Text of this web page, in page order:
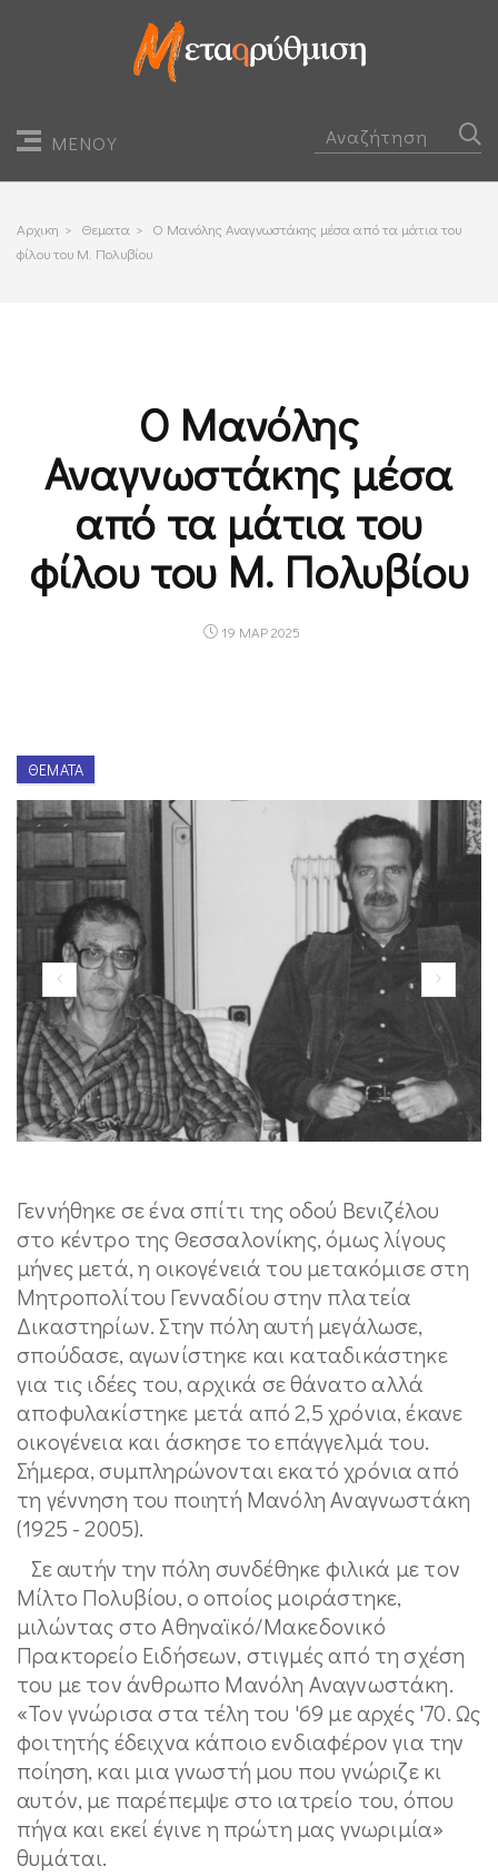
ΜΕΝΟΥ
Αρχικη > Θεματα > Ο Μανόλης Αναγνωστάκης μέσα από τα μάτια του
φίλου του Μ. Πολυβίου
Ο Μανόλης
Αναγνωστάκης μέσα
από τα μάτια του
φίλου του Μ. Πολυβίου
19 ΜΑΡ 2025
ΘΈΜΑΤΑ
Γεννήθηκε σε ένα σπίτι της οδού Βενιζέλου
στο κέντρο της Θεσσαλονίκης, όμως λίγους
μήνες μετά, η οικογένειά του μετακόμισε στη
Μητροπολίτου Γενναδίου στην πλατεία
Δικαστηρίων. Στην πόλη αυτή μεγάλωσε,
σπούδασε, αγωνίστηκε και καταδικάστηκε
για τις ιδέες του, αρχικά σε θάνατο αλλά
αποφυλακίστηκε μετά από 2,5 χρόνια, έκανε
οικογένεια και άσκησε το επάγγελμά του.
Σήμερα, συμπληρώνονται εκατό χρόνια από
τη γέννηση του ποιητή Μανόλη Αναγνωστάκη
(1925 - 2005).
Σε αυτήν την πόλη συνδέθηκε φιλικά με τον
Μίλτο Πολυβίου, ο οποίος μοιράστηκε,
μιλώντας στο Αθηναϊκό/Μακεδονικό
Πρακτορείο Ειδήσεων, στιγμές από τη σχέση
του με τον άνθρωπο Μανόλη Αναγνωστάκη.
«Τον γνώρισα στα τέλη του '69 με αρχές '70. Ως
φοιτητής έδειχνα κάποιο ενδιαφέρον για την
ποίηση, και μια γνωστή μου που γνώριζε κι
αυτόν, με παρέπεμψε στο ιατρείο του, όπου
πήγα και εκεί έγινε η πρώτη μας γνωριμία»
θυμάται.